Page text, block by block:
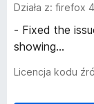
d
o
Działa z: firefox
- Fixed the
showing...
Licencja kodu